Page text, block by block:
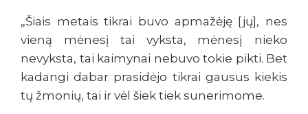
„Šiais metais tikrai buvo apmažėję [jų], nes
vieną mėnesį tai vyksta, mėnesį nieko
nevyksta, tai kaimynai nebuvo tokie pikti. Bet
kadangi dabar prasidėjo tikrai gausus kiekis
tų žmonių, tai ir vėl šiek tiek sunerimome.